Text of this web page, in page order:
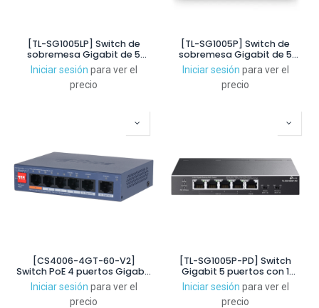
[TL-SG1005LP] Switch de
sobremesa Gigabit de 5
puertos con 4 puertos PoE+
Iniciar sesión para ver el
precio
[TL-SG1005P] Switch de
sobremesa Gigabit de 5
puertos con 4 puertos PoE+
Iniciar sesión para ver el
precio
[CS4006-4GT-60-V2]
Switch PoE 4 puertos Gigabit
+ 2RJ45 Uplink Gigabit 60W
Gestionable en Cloud Layer2
Iniciar sesión para ver el
precio
[TL-SG1005P-PD] Switch
Gigabit 5 puertos con 1
puerto PoE++ IN y 4 puertos
PoE+ OUT
Iniciar sesión para ver el
precio